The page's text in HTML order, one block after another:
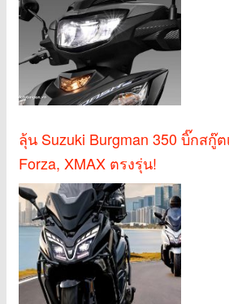
ลุ้น Suzuki Burgman 350 บิ๊กสกู๊
Forza, XMAX ตรงรุ่น!